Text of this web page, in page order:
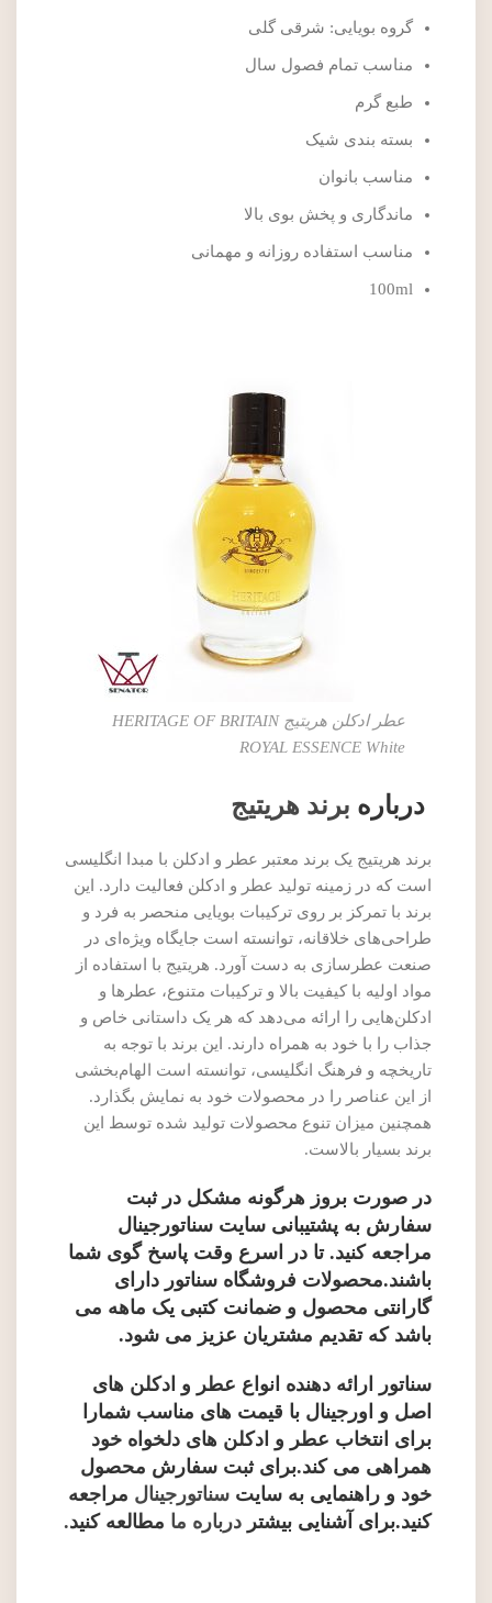
گروه بویایی: شرقی گلی
مناسب تمام فصول سال
طبع گرم
بسته بندی شیک
مناسب بانوان
ماندگاری و پخش بوی بالا
مناسب استفاده روزانه و مهمانی
100ml
عطر ادکلن هریتیج HERITAGE OF BRITAIN
ROYAL ESSENCE White
درباره برند هریتیج
برند هریتیج یک برند معتبر عطر و ادکلن با مبدا انگلیسی
است که در زمینه تولید عطر و ادکلن فعالیت دارد. این
برند با تمرکز بر روی ترکیبات بویایی منحصر به فرد و
طراحی‌های خلاقانه، توانسته است جایگاه ویژه‌ای در
صنعت عطرسازی به دست آورد. هریتیج با استفاده از
مواد اولیه با کیفیت بالا و ترکیبات متنوع، عطرها و
ادکلن‌هایی را ارائه می‌دهد که هر یک داستانی خاص و
جذاب را با خود به همراه دارند. این برند با توجه به
تاریخچه و فرهنگ انگلیسی، توانسته است الهام‌بخشی
از این عناصر را در محصولات خود به نمایش بگذارد.
همچنین میزان تنوع محصولات تولید شده توسط این
برند بسیار بالاست.
در صورت بروز هرگونه مشکل در ثبت
سفارش به پشتیبانی سایت سناتورجینال
مراجعه کنید. تا در اسرع وقت پاسخ گوی شما
باشند.محصولات فروشگاه سناتور دارای
گارانتی محصول و ضمانت کتبی یک ماهه می
باشد که تقدیم مشتریان عزیز می شود.
سناتور ارائه دهنده انواع عطر و ادکلن های
اصل و اورجینال با قیمت های مناسب شمارا
برای انتخاب عطر و ادکلن های دلخواه خود
همراهی می کند.برای ثبت سفارش محصول
خود و راهنمایی به سایت سناتورجینال مراجعه
کنید.برای آشنایی بیشتر درباره ما مطالعه کنید.